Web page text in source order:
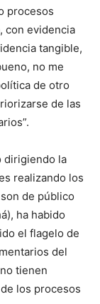
procesos
con evidencia
tangible,
no me
de otro
de las
dirigiendo la
realizando los
de público
ha habido
el flagelo de
del
tienen
los procesos